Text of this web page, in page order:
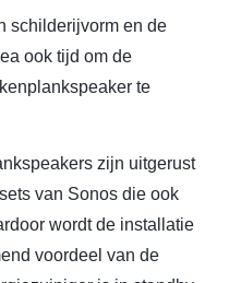
schilderijvorm en de
ook tijd om de
te
zijn uitgerust
van Sonos die ook
wordt de installatie
voordeel van de